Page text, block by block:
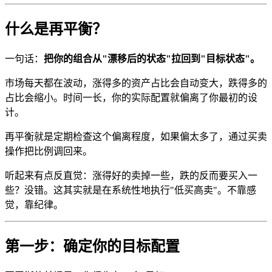
什么是再平衡？
一句话： 把你的组合从"漂移后的状态"拉回到"目标状态"。
市场每天都在波动，涨得多的资产占比会自动变大，跌得多的
占比会缩小。时间一长，你的实际配置就偏离了你最初的设
计。
再平衡就是定期检查这个偏离程度，如果偏太多了，通过买卖
操作把比例调回来。
听起来有点反直觉：涨得好的卖掉一些，跌的反而要买入一
些？没错。这其实就是在系统性地执行"低买高卖"。不靠感
觉，靠纪律。
第一步：确定你的目标配置